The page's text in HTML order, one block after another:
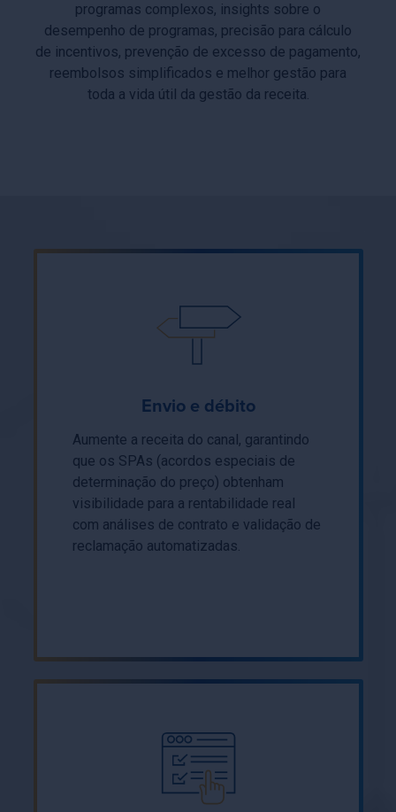
programas complexos, insights sobre o
desempenho de programas, precisão para cálculo
de incentivos, prevenção de excesso de pagamento,
reembolsos simplificados e melhor gestão para
toda a vida útil da gestão da receita.
Envio e débito
Aumente a receita do canal, garantindo
que os SPAs (acordos especiais de
determinação do preço) obtenham
visibilidade para a rentabilidade real
com análises de contrato e validação de
reclamação automatizadas.